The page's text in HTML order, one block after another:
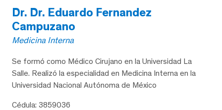
Dr. Dr. Eduardo Fernandez
Campuzano
Medicina Interna
Se formó como Médico Cirujano en la Universidad La
Salle. Realizó la especialidad en Medicina Interna en la
Universidad Nacional Autónoma de México
Cédula: 3859036